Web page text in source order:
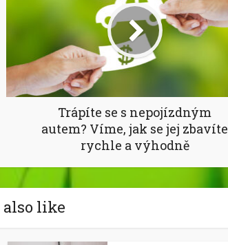
Trápíte se s nepojízdným
autem? Víme, jak se jej zbavíte
rychle a výhodně
also like